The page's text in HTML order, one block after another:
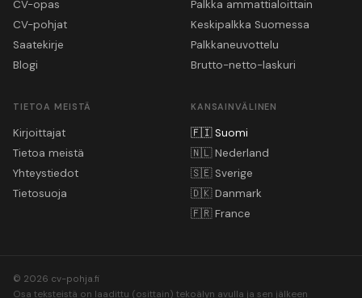
CV-opas
CV-pohjat
Saatekirje
Blogi
Palkka ammattialoittain
Keskipalkka Suomessa
Palkkaneuvottelu
Brutto-netto-laskuri
TIETOA MEISTÄ
Kirjoittajat
Tietoa meistä
Yhteystiedot
Tietosuoja
KANSAINVÄLINEN
🇫🇮 Suomi
🇳🇱 Nederland
🇸🇪 Sverige
🇩🇰 Danmark
🇫🇷 France
© 2026 cv-pohja.fi
Osa teksteistä on laadittu (osittain) tekoälyn avulla ja sen jälkeen